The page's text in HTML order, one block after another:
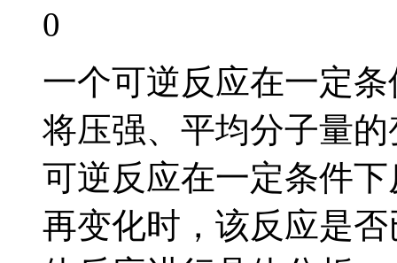
0
一个可逆反应在一定
将压强、平均分子量
可逆反应在一定条件
再变化时，该反应是